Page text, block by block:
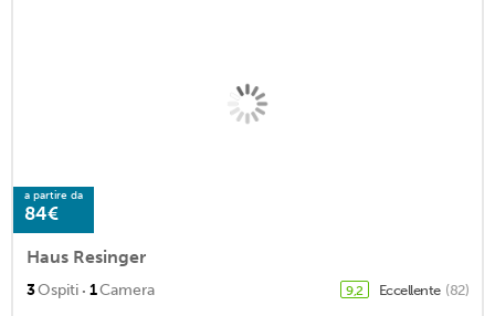
a partire da
84€
Haus Resinger
3Ospiti · 1Camera 9,2 Eccellente (82)